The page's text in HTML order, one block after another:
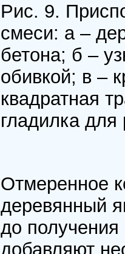
Рис. 9.
смеси: а –
бетона; б –
обивкой; в –
квадратная
гладилка для
Отмеренное
деревянный
до
добавляют